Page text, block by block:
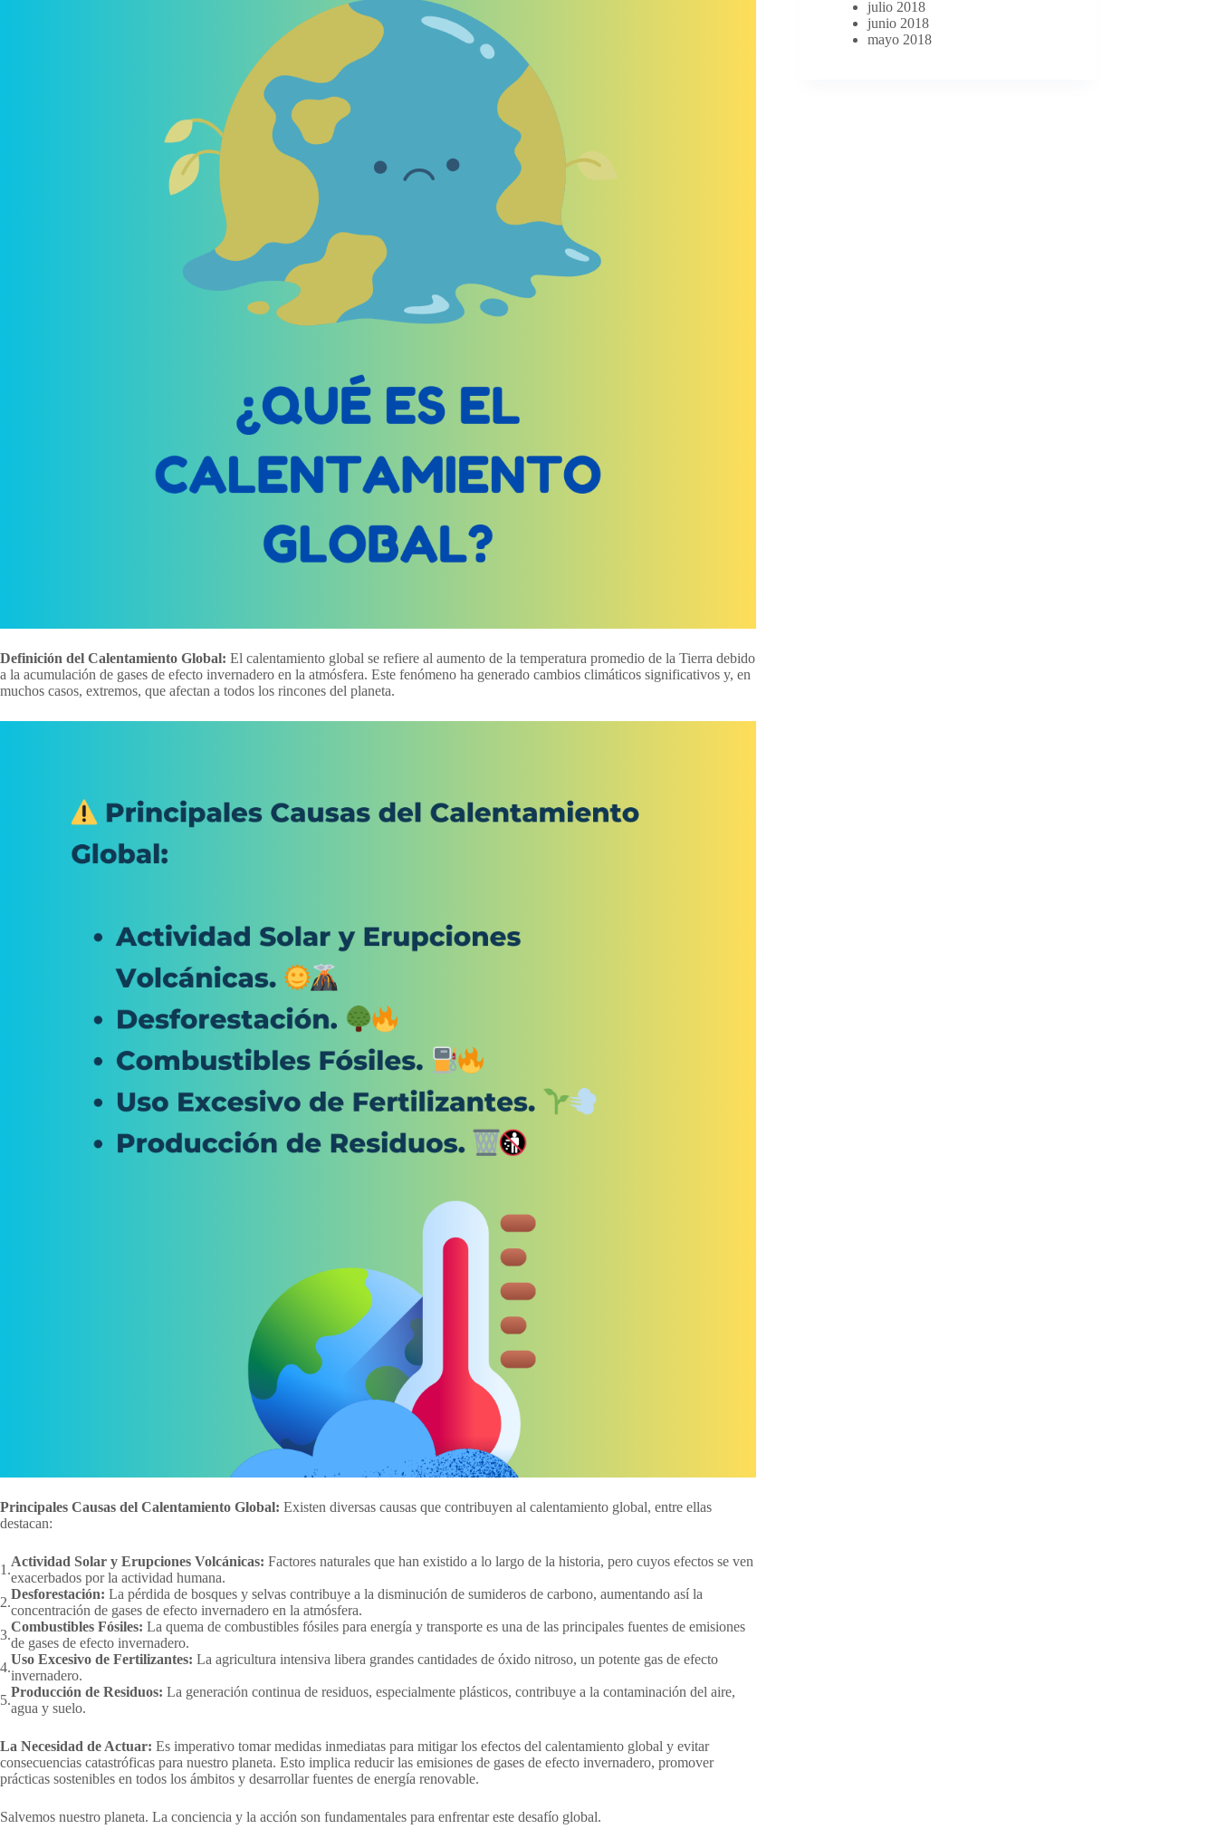
Definición del Calentamiento Global: El calentamiento global se refiere al aumento de la temperatura promedio de la Tierra debido
a la acumulación de gases de efecto invernadero en la atmósfera. Este fenómeno ha generado cambios climáticos significativos y, en
muchos casos, extremos, que afectan a todos los rincones del planeta.
Principales Causas del Calentamiento Global: Existen diversas causas que contribuyen al calentamiento global, entre ellas
destacan:
Actividad Solar y Erupciones Volcánicas: Factores naturales que han existido a lo largo de la historia, pero cuyos efectos se ven
exacerbados por la actividad humana.
Desforestación: La pérdida de bosques y selvas contribuye a la disminución de sumideros de carbono, aumentando así la
concentración de gases de efecto invernadero en la atmósfera.
Combustibles Fósiles: La quema de combustibles fósiles para energía y transporte es una de las principales fuentes de emisiones
de gases de efecto invernadero.
Uso Excesivo de Fertilizantes: La agricultura intensiva libera grandes cantidades de óxido nitroso, un potente gas de efecto
invernadero.
Producción de Residuos: La generación continua de residuos, especialmente plásticos, contribuye a la contaminación del aire,
agua y suelo.
La Necesidad de Actuar: Es imperativo tomar medidas inmediatas para mitigar los efectos del calentamiento global y evitar
consecuencias catastróficas para nuestro planeta. Esto implica reducir las emisiones de gases de efecto invernadero, promover
prácticas sostenibles en todos los ámbitos y desarrollar fuentes de energía renovable.
Salvemos nuestro planeta. La conciencia y la acción son fundamentales para enfrentar este desafío global.
julio 2018
junio 2018
mayo 2018